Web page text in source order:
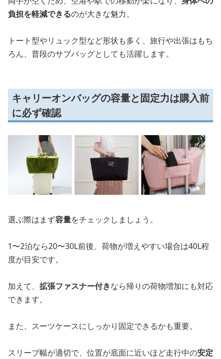
負担を軽減できるのが大きな魅力。
トート型やリュック型など形状も多く、旅行や出張はもち
ろん、普段のサブバッグとしても活躍します。
キャリーオンバッグの容量と固定力は購入前
に必ず確認
選ぶ際はまず容量をチェックしましょう。
1〜2泊なら20〜30L前後、荷物が増えやすい場合は40L程
度が目安です。
加えて、 拡張ファスナー付きなら帰りの荷物増加にも対応
できます。
また、スーツケースにしっかり固定できるかも重要。
スリーブ幅が適切で、位置が底面に近いほど走行中の安定